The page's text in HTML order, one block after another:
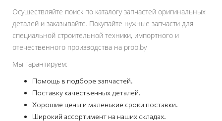
Осуществляйте поиск по каталогу запчастей оригинальных
деталей и заказывайте. Покупайте нужные запчасти для
специальной строительной техники, импортного и
отечественного производства на prob.by
Мы гарантируем:
Помощь в подборе запчастей.
Поставку качественных деталей.
Хорошие цены и маленькие сроки поставки.
Широкий ассортимент на наших складах.